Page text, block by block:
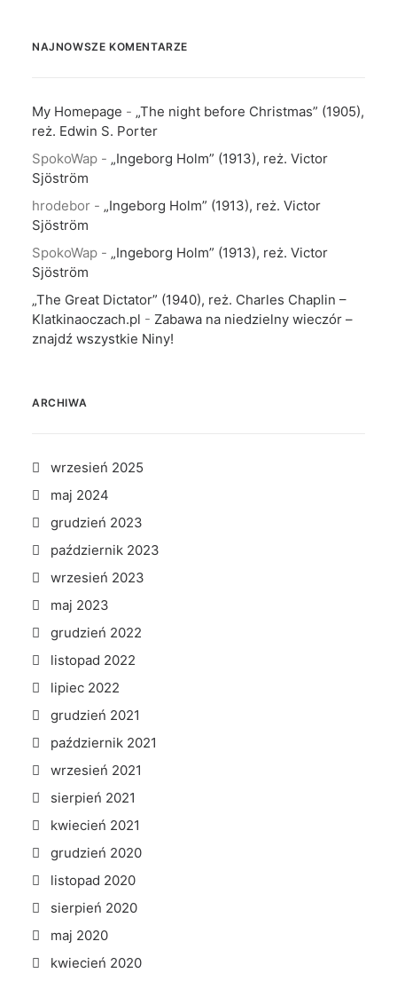
NAJNOWSZE KOMENTARZE
My Homepage - „The night before Christmas” (1905),
reż. Edwin S. Porter
SpokoWap - „Ingeborg Holm” (1913), reż. Victor
Sjöström
hrodebor - „Ingeborg Holm” (1913), reż. Victor
Sjöström
SpokoWap - „Ingeborg Holm” (1913), reż. Victor
Sjöström
„The Great Dictator” (1940), reż. Charles Chaplin –
Klatkinaoczach.pl - Zabawa na niedzielny wieczór –
znajdź wszystkie Niny!
ARCHIWA
wrzesień 2025
maj 2024
grudzień 2023
październik 2023
wrzesień 2023
maj 2023
grudzień 2022
listopad 2022
lipiec 2022
grudzień 2021
październik 2021
wrzesień 2021
sierpień 2021
kwiecień 2021
grudzień 2020
listopad 2020
sierpień 2020
maj 2020
kwiecień 2020